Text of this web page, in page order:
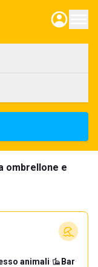
ombrellone e
animali· Bar·